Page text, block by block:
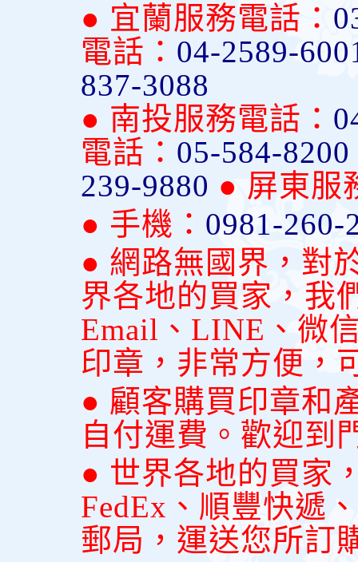
● 宜蘭服務電話：
電話： 04-2589-
837-3088
● 南投服務電話：
電話： 05-584-8200
239-9880 ● 屏東服
● 手機： 0981-260-
● 網路無國界，對
界各地的買家，我
Email、LINE、微
印章，非常方便，
● 顧客購買印章和
自付運費。歡迎到
● 世界各地的買家
FedEx、順豐快遞
郵局，運送您所訂